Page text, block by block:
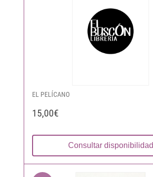
EL PELÍCANO
15,00€
Consultar disponibilidad